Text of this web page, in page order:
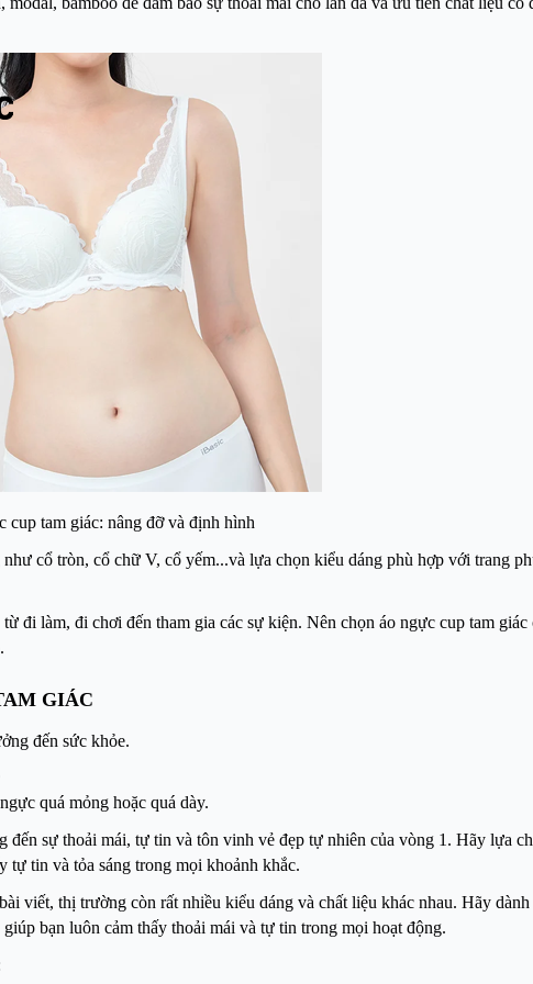
cup tam giác: nâng đỡ và định hình
cổ tròn, cổ chữ V, cổ yếm...và lựa chọn kiểu dáng phù hợp với trang
đi làm, đi chơi đến tham gia các sự kiện. Nên chọn áo ngực cup tam giác
GIÁC
đến sức khỏe.
quá mỏng hoặc quá dày.
đến sự thoải mái, tự tin và tôn vinh vẻ đẹp tự nhiên của vòng 1. Hãy lựa
tự tin và tỏa sáng trong mọi khoảnh khắc.
viết, thị trường còn rất nhiều kiểu dáng và chất liệu khác nhau. Hãy
bạn luôn cảm thấy thoải mái và tự tin trong mọi hoạt động.